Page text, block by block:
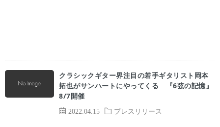
2022.04.15 プレスリリース
クラシックギター界注目の若手ギタリスト岡本
拓也がサンハートにやってくる 『6弦の記憶』
8/7開催